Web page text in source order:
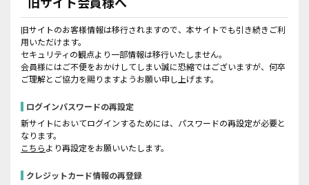
旧サイトのお客様情報は移行されますので、本サイトでも引き続きご利
用いただけます。
セキュリティの観点より一部情報は移行いたしません。
会員様にはご不便をおかけしてしまい誠に恐縮ではございますが、何卒
ご理解とご協力を賜りますようお願い申し上げます。
ログインパスワードの再設定
新サイトにおいてログインするためには、パスワードの再設定が必要と
なります。
こちらより再設定をお願いいたします。
クレジットカード情報の再登録